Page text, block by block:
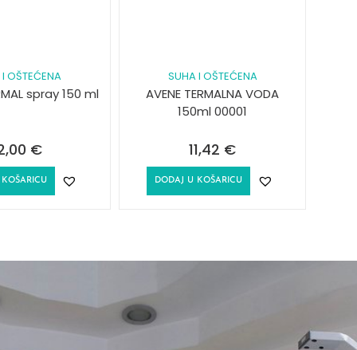
OŠTEĆENA
spray 150 ml
€
SUHA I OŠTEĆENA
AVENE TERMALNA VODA
150ml 00001
11,42 €
DODAJ U KOŠARICU